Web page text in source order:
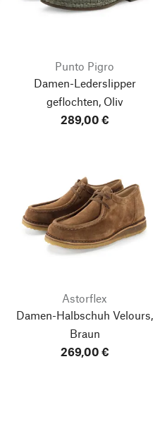
Punto Pigro
Damen-Lederslipper
geflochten, Oliv
289,00 €
Astorflex
Damen-Halbschuh Velours,
Braun
269,00 €